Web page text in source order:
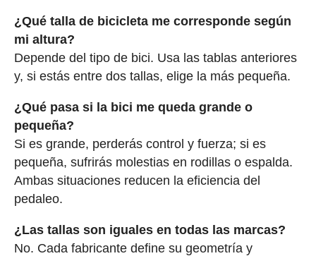
¿Qué talla de bicicleta me corresponde según
mi altura?
Depende del tipo de bici. Usa las tablas anteriores
y, si estás entre dos tallas, elige la más pequeña.
¿Qué pasa si la bici me queda grande o
pequeña?
Si es grande, perderás control y fuerza; si es
pequeña, sufrirás molestias en rodillas o espalda.
Ambas situaciones reducen la eficiencia del
pedaleo.
¿Las tallas son iguales en todas las marcas?
No. Cada fabricante define su geometría y